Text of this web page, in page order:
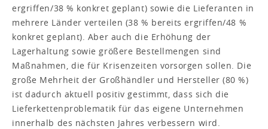
ergriffen/38 % konkret geplant) sowie die Lieferanten in
mehrere Länder verteilen (38 % bereits ergriffen/48 %
konkret geplant). Aber auch die Erhöhung der
Lagerhaltung sowie größere Bestellmengen sind
Maßnahmen, die für Krisenzeiten vorsorgen sollen. Die
große Mehrheit der Großhändler und Hersteller (80 %)
ist dadurch aktuell positiv gestimmt, dass sich die
Lieferkettenproblematik für das eigene Unternehmen
innerhalb des nächsten Jahres verbessern wird.